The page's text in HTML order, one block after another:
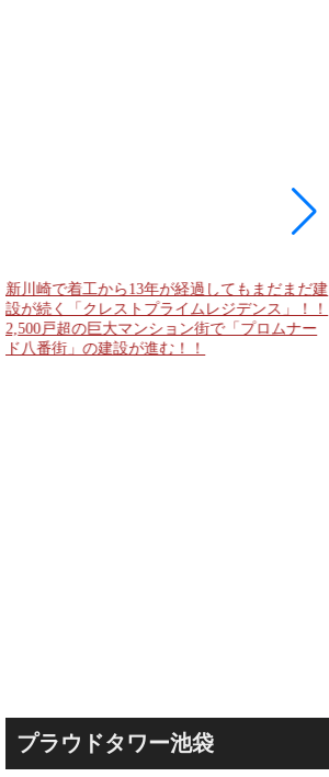
新川崎で着工から13年が経過してもまだまだ建
設が続く「クレストプライムレジデンス」！！
2,500戸超の巨大マンション街で「プロムナー
ド八番街」の建設が進む！！
プラウドタワー池袋